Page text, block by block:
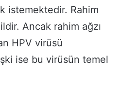
istemektedir. Rahim
Ancak rahim ağzı
HPV virüsü
ise bu virüsün temel